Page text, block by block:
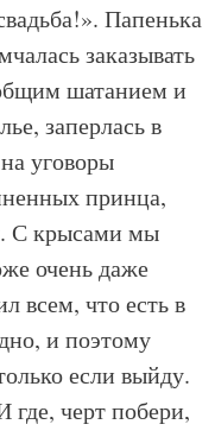
Папенька
заказывать
шатанием и
заперлась в
уговоры
принца,
С крысами мы
очень даже
всем, что есть в
и поэтому
если выйду.
где, черт побери,